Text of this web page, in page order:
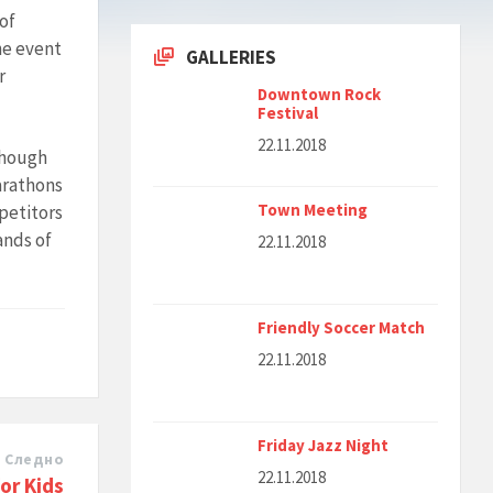
event
of
Следно
Kids
GALLERIES
Downtown Rock
Festival
22.11.2018
Town Meeting
22.11.2018
Friendly Soccer Match
22.11.2018
Friday Jazz Night
22.11.2018